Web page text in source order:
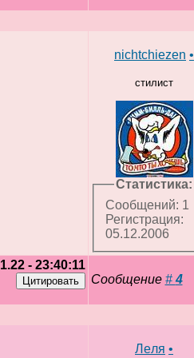
nichtchiezen •
стилист
Статистика:
Сообщений: 1
Регистрация:
05.12.2006
- 23:40:11
Сообщение #4
Лeля •